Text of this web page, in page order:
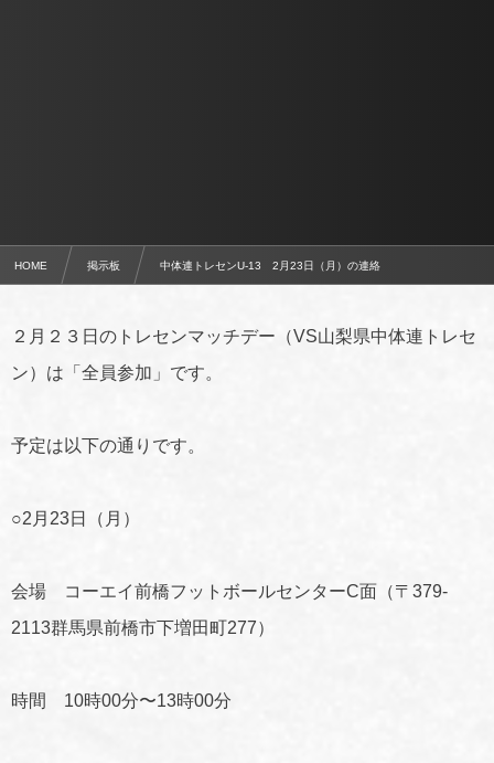
HOME 掲示板 中体連トレセンU-13 2月23日（月）の連絡
２月２３日のトレセンマッチデー（VS山梨県中体連トレセ
ン）は「全員参加」です。
予定は以下の通りです。
○2月23日（月）
会場 コーエイ前橋フットボールセンターC面（〒379-
2113群馬県前橋市下増田町277）
時間 10時00分〜13時00分